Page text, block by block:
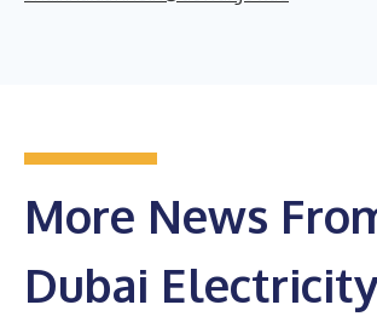
More News
Dubai